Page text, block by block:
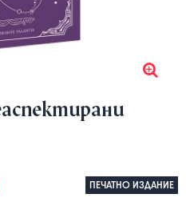
ПЕЧАТНО ИЗДАНИЕ